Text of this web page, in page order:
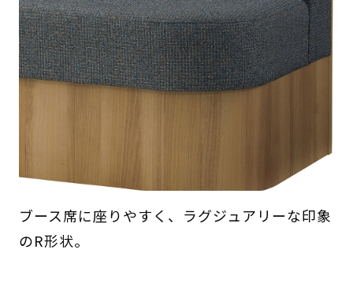
ブース席に座りやすく、ラグジュアリーな印象
のR形状。